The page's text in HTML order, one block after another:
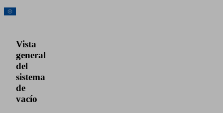
Vista
general
del
sistema
de
vacío